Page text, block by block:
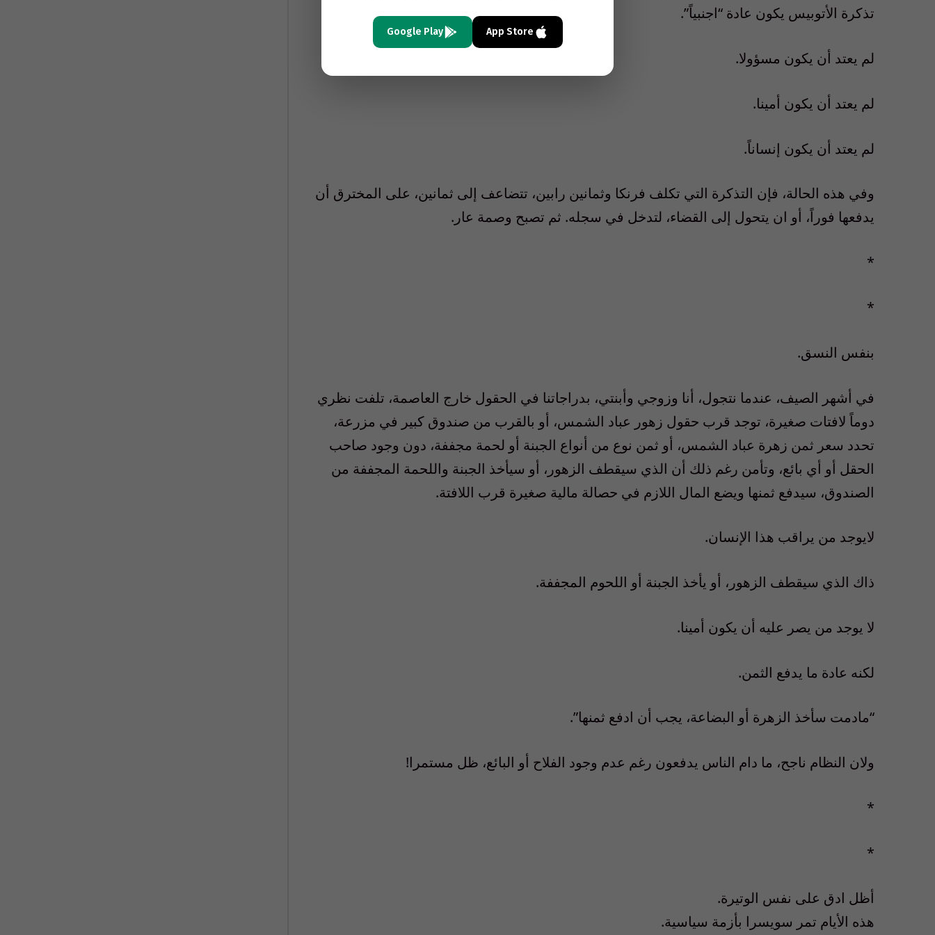
تذكرة الأتوبيس يكون عادة “اجنبياً”.
لم يعتد أن يكون مسؤولا.
لم يعتد أن يكون أمينا.
لم يعتد أن يكون إنساناً.
وفي هذه الحالة، فإن التذكرة التي تكلف فرنكا وثمانين رابين، تتضاعف إلى ثمانين، على المخترق أن
يدفعها فوراً، أو ان يتحول إلى القضاء، لتدخل في سجله. ثم تصبح وصمة عار.
*
*
بنفس النسق.
في أشهر الصيف، عندما نتجول، أنا وزوجي وأبنتي، بدراجاتنا في الحقول خارج العاصمة، تلفت نظري
دوماً لافتات صغيرة، توجد قرب حقول زهور عباد الشمس، أو بالقرب من صندوق كبير في مزرعة،
تحدد سعر ثمن زهرة عباد الشمس، أو ثمن نوع من أنواع الجبنة أو لحمة مجففة، دون وجود صاحب
الحقل أو أي بائع، وتأمن رغم ذلك أن الذي سيقطف الزهور، أو سيأخذ الجبنة واللحمة المجففة من
الصندوق، سيدفع ثمنها ويضع المال اللازم في حصالة مالية صغيرة قرب اللافتة.
لايوجد من يراقب هذا الإنسان.
ذاك الذي سيقطف الزهور، أو يأخذ الجبنة أو اللحوم المجففة.
لا يوجد من يصر عليه أن يكون أمينا.
لكنه عادة ما يدفع الثمن.
“مادمت سأخذ الزهرة أو البضاعة، يجب أن ادفع ثمنها”.
ولان النظام ناجح، ما دام الناس يدفعون رغم عدم وجود الفلاح أو البائع، ظل مستمرا!
*
*
أظل ادق على نفس الوتيرة.
هذه الأيام تمر سويسرا بأزمة سياسية.
App Store
Google Play